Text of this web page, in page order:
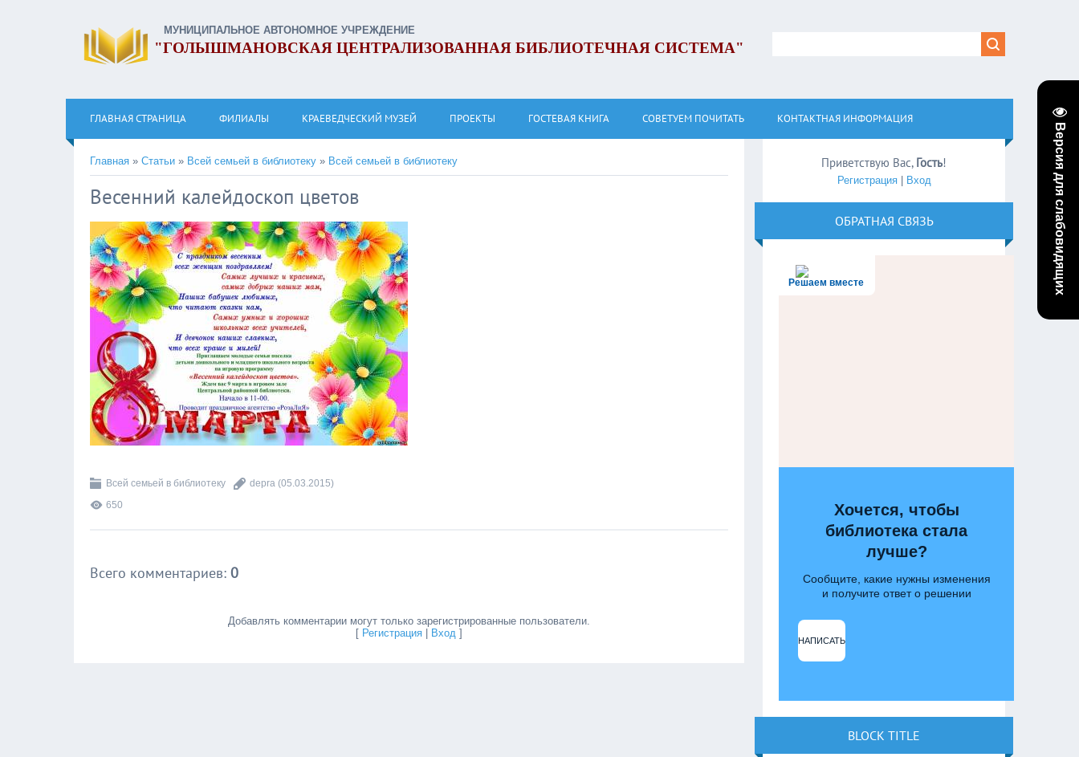
Версия для слабовидящих
МУНИЦИПАЛЬНОЕ АВТОНОМНОЕ УЧРЕЖДЕНИЕ
"ГОЛЫШМАНОВСКАЯ ЦЕНТРАЛИЗОВАННАЯ БИБЛИОТЕЧНАЯ СИСТЕМА"
ГЛАВНАЯ СТРАНИЦА ФИЛИАЛЫ КРАЕВЕДЧЕСКИЙ МУЗЕЙ ПРОЕКТЫ ГОСТЕВАЯ КНИГА СОВЕТУЕМ ПОЧИТАТЬ КОНТАКТНАЯ ИНФОРМАЦИЯ
Главная » Статьи » Всей семьей в библиотеку » Всей семьей в библиотеку
Весенний калейдоскоп цветов
Всей семьей в библиотеку depra (05.03.2015)
650
Всего комментариев: 0
Добавлять комментарии могут только зарегистрированные пользователи.
[ Регистрация Вход ]
Приветствую Вас, Гость!
Регистрация| Вход
ОБРАТНАЯ СВЯЗЬ
Решаем вместе
Хочется, чтобы
библиотека стала
лучше?
Сообщите, какие нужны изменения
и получите ответ о решении
НАПИСАТЬ
BLOCK TITLE